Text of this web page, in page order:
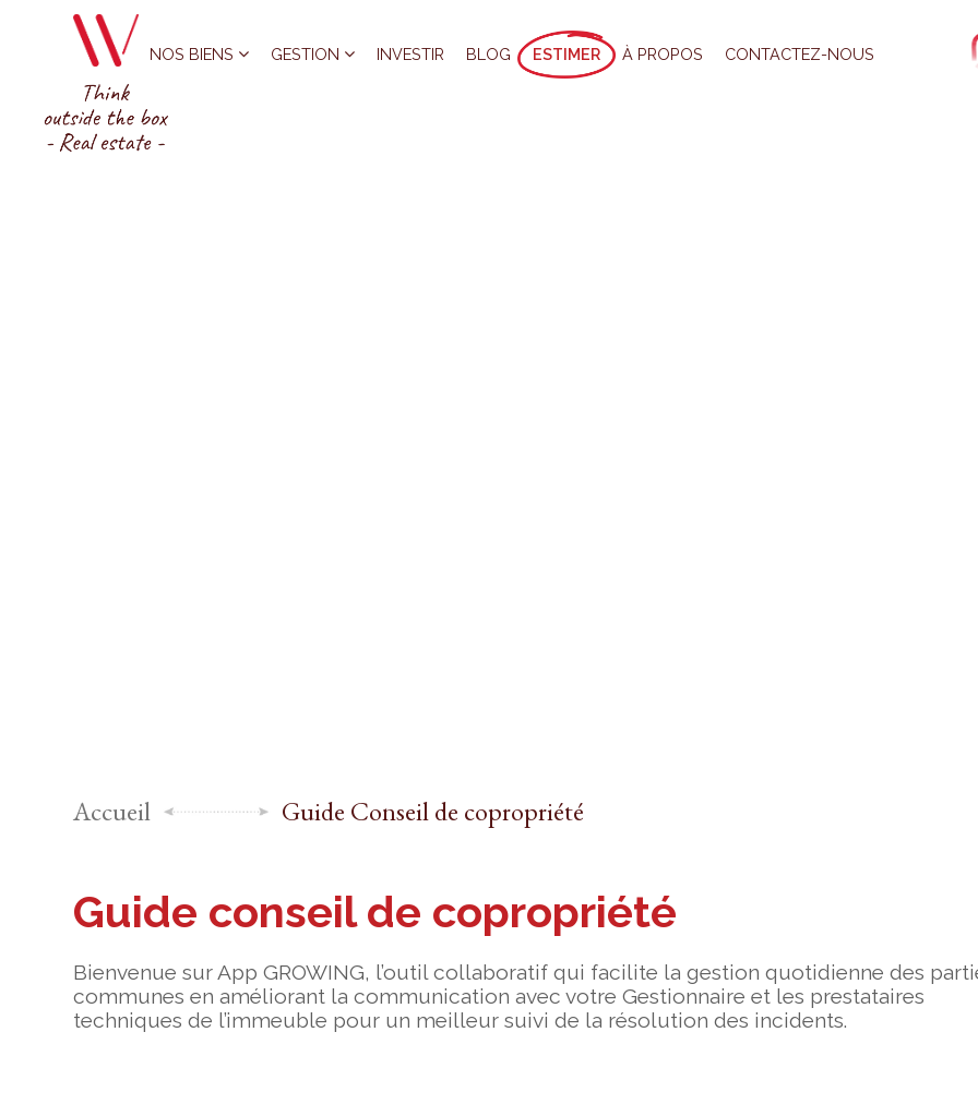
NOS BIENS GESTION INVESTIR BLOG ESTIMER À PROPOS CONTACTEZ-NOUS
Accueil Guide Conseil de copropriété
Guide conseil de copropriété
Bienvenue sur App GROWING, l’outil collaboratif qui facilite la gestion quotidienne des
communes en améliorant la communication avec votre Gestionnaire et les prestataires
techniques de l’immeuble pour un meilleur suivi de la résolution des incidents.